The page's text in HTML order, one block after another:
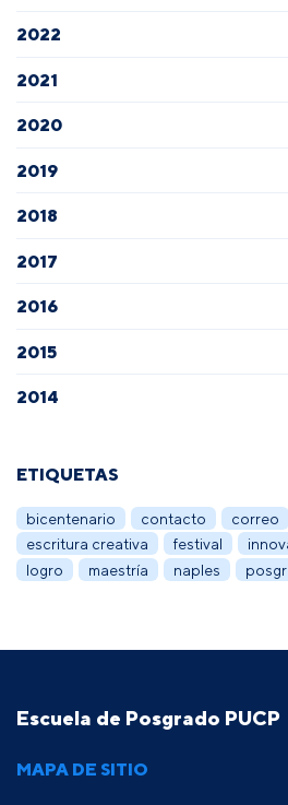
2022
2021
2020
2019
2018
2017
2016
2015
2014
ETIQUETAS
bicentenario contacto correo
escritura creativa
festival
logro
maestría naples
Escuela de Posgrado PUCP
MAPA DE SITIO